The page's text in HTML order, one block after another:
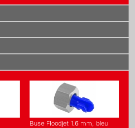
Buse Floodjet 1.6 mm, bleu